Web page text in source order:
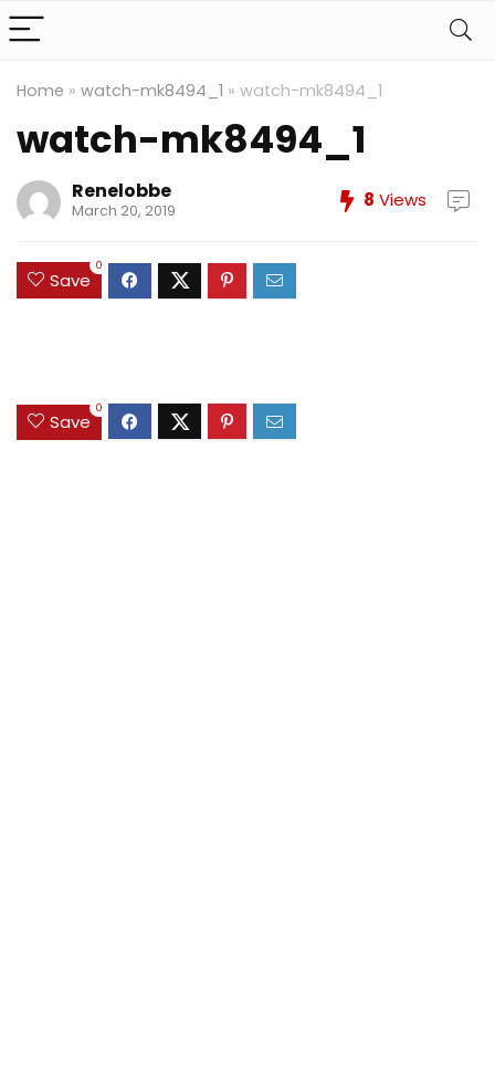
Home » watch-mk8494_1 » watch-mk8494_1
watch-mk8494_1
Renelobbe
March 20, 2019 8 Views
Save
0
Save
0